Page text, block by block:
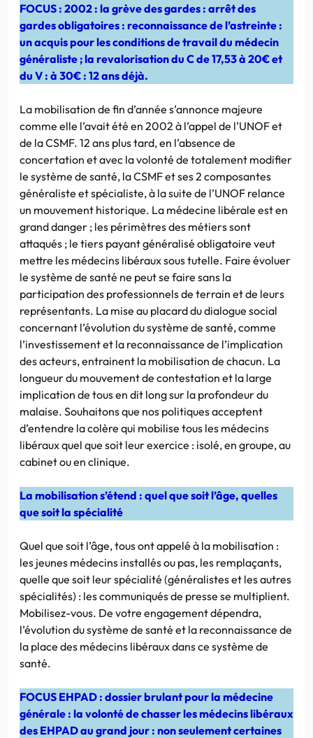
FOCUS : 2002 : la grève des gardes : arrêt des
gardes obligatoires : reconnaissance de l’astreinte :
un acquis pour les conditions de travail du médecin
généraliste ; la revalorisation du C de 17,53 à 20€ et
du V : à 30€ : 12 ans déjà.
La mobilisation de fin d’année s’annonce majeure
comme elle l’avait été en 2002 à l’appel de l’UNOF et
de la CSMF. 12 ans plus tard, en l’absence de
concertation et avec la volonté de totalement modifier
le système de santé, la CSMF et ses 2 composantes
généraliste et spécialiste, à la suite de l’UNOF relance
un mouvement historique. La médecine libérale est en
grand danger ; les périmètres des métiers sont
attaqués ; le tiers payant généralisé obligatoire veut
mettre les médecins libéraux sous tutelle. Faire évoluer
le système de santé ne peut se faire sans la
participation des professionnels de terrain et de leurs
représentants. La mise au placard du dialogue social
concernant l’évolution du système de santé, comme
l’investissement et la reconnaissance de l’implication
des acteurs, entrainent la mobilisation de chacun. La
longueur du mouvement de contestation et la large
implication de tous en dit long sur la profondeur du
malaise. Souhaitons que nos politiques acceptent
d’entendre la colère qui mobilise tous les médecins
libéraux quel que soit leur exercice : isolé, en groupe, au
cabinet ou en clinique.
La mobilisation s’étend : quel que soit l’âge, quelles
que soit la spécialité
Quel que soit l’âge, tous ont appelé à la mobilisation :
les jeunes médecins installés ou pas, les remplaçants,
quelle que soit leur spécialité (généralistes et les autres
spécialités) : les communiqués de presse se multiplient.
Mobilisez-vous. De votre engagement dépendra,
l’évolution du système de santé et la reconnaissance de
la place des médecins libéraux dans ce système de
santé.
FOCUS EHPAD : dossier brulant pour la médecine
générale : la volonté de chasser les médecins libéraux
des EHPAD au grand jour : non seulement certaines